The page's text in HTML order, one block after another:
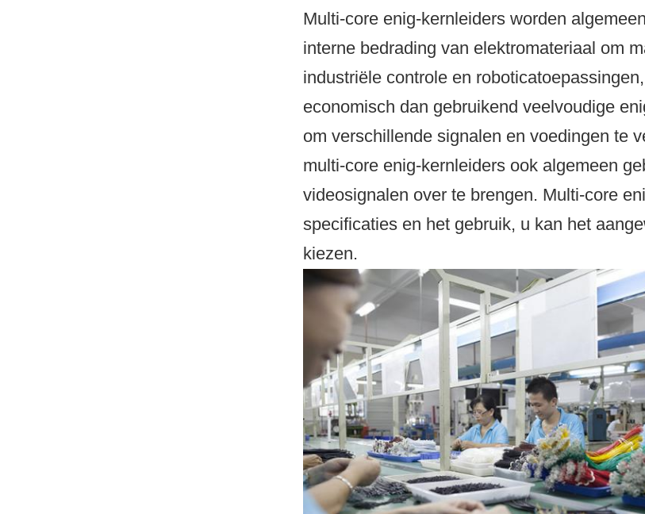
Multi-core enig-kernleiders worden
interne bedrading van elektromateriaal om
industriële controle en
economisch dan gebruikend veelvoudige
om verschillende signalen en voedingen te
multi-core enig-kernleiders ook algemeen
videosignalen over te brengen. Multi-core
specificaties en het gebruik, u kan het
kiezen.